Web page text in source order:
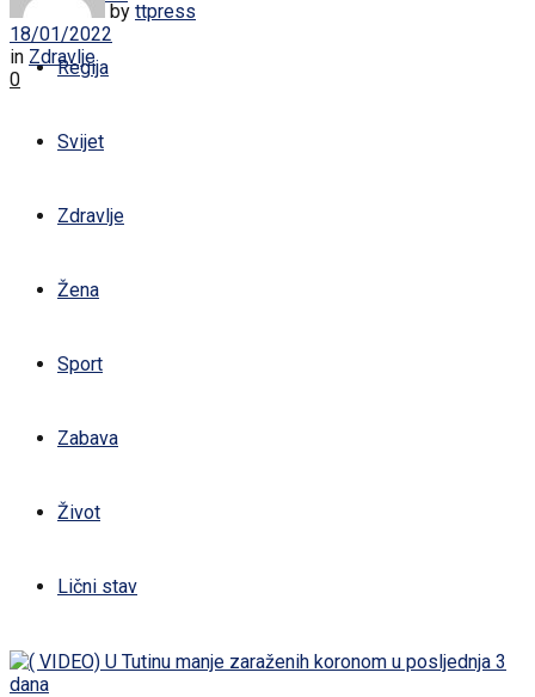
Regija
Svijet
Zdravlje
Žena
Sport
Zabava
Život
Lični stav
by ttpress
18/01/2022
in Zdravlje
0